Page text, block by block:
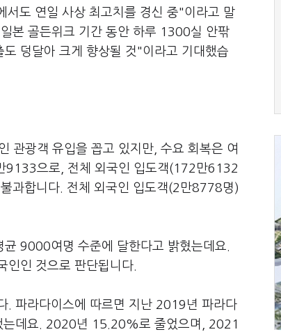
도 연일 사상 최고치를 경신 중"이라고 말
본 골든위크 기간 동안 하루 1300실 안팎
덩달아 크게 향상될 것"이라고 기대했습
관광객 유입을 꼽고 있지만, 수요 회복은 여
9133으로, 전체 외국인 입도객(172만6132
과합니다. 전체 외국인 입도객(2만8778명)
9000여명 수준에 달한다고 밝혔는데요.
인인 것으로 판단됩니다.
. 파라다이스에 따르면 지난 2019년 파라다
는데요. 2020년 15.20%로 줄었으며, 2021